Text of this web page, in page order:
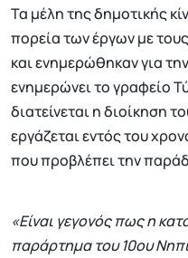
Τα μέλη της δημοτικής
πορεία των έργων με
και ενημερώθηκαν για
ενημερώνει το γραφείο
διατείνεται η διοίκηση
εργάζεται εντός του
που προβλέπει την
«Είναι γεγονός πως η
παράρτημα του 10ου